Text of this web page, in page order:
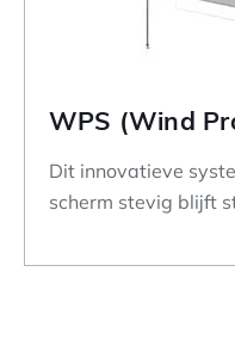
WPS (Wind
Dit innovatieve
scherm stevig blijft